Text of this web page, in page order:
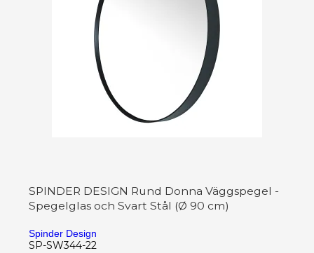
SPINDER DESIGN Rund Donna Väggspegel -
Spegelglas och Svart Stål (Ø 90 cm)
Spinder Design
SP-SW344-22